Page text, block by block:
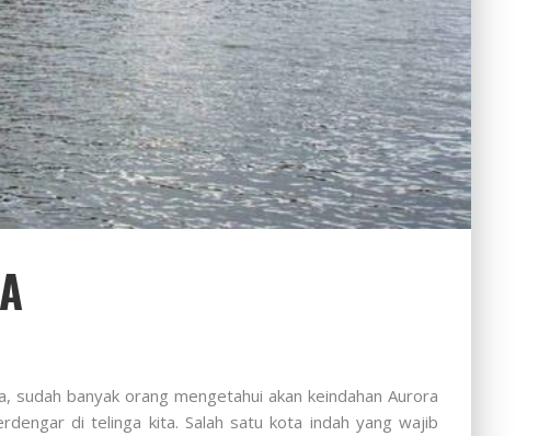
banyak orang mengetahui akan keindahan Aurora
di telinga kita. Salah satu kota indah yang wajib